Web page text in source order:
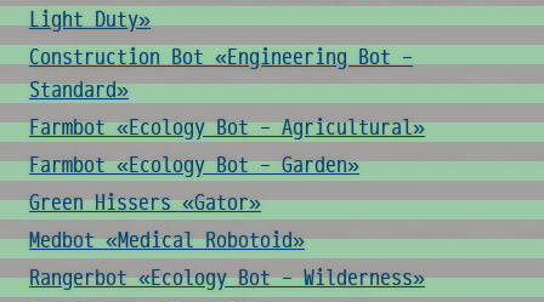
Light Duty»
Construction Bot «Engineering Bot -
Standard»
Farmbot «Ecology Bot - Agricultural»
Farmbot «Ecology Bot - Garden»
Green Hissers «Gator»
Medbot «Medical Robotoid»
Rangerbot «Ecology Bot - Wilderness»